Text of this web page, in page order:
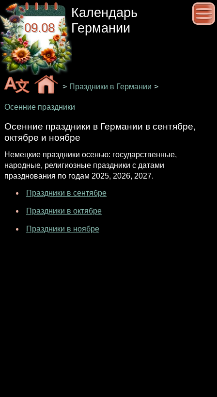
Календарь
Германии
09.08
> Праздники в Германии >
Осенние праздники
Осенние праздники в Германии в сентябре,
октябре и ноябре
Немецкие праздники осенью: государственные,
народные, религиозные праздники с датами
празднования по годам 2025, 2026, 2027.
Праздники в сентябре
Праздники в октябре
Праздники в ноябре